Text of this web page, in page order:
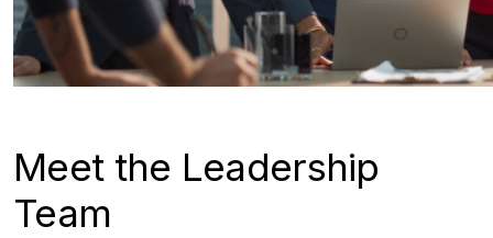
Meet the Leadership
Team